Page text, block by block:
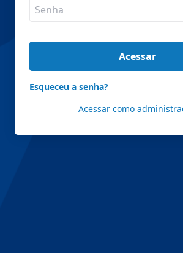
Acessar
Esqueceu a senha?
Acessar como